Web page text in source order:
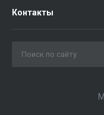
Контакты